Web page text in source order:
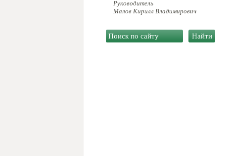
Руководитель
Малов Кирилл Владимирович